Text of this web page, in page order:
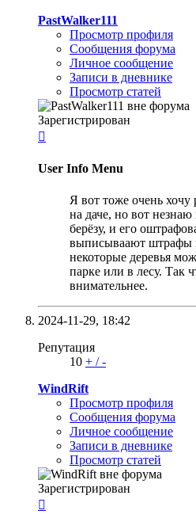
PastWalker111
Просмотр профиля
Сообщения форума
Личное сообщение
Записи в дневнике
Просмотр статей
Зарегистрирован

User Info Menu
Я вот тоже очень хочу
на даче, но вот
берёзу, и его
выписываают штрафы
некоторые деревья
парке или в лесу. Так
внимательнее.
2024-11-29, 18:42
Репутация
10 + /-
WindRift
Просмотр профиля
Сообщения форума
Личное сообщение
Записи в дневнике
Просмотр статей
Зарегистрирован
